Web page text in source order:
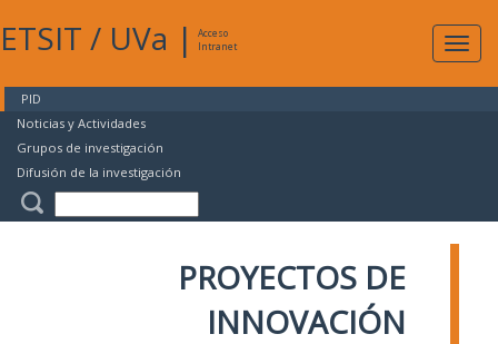
ETSIT / UVa |
Acceso
Intranet
PID
Noticias y Actividades
Grupos de investigación
Difusión de la investigación
PROYECTOS DE
INNOVACIÓN